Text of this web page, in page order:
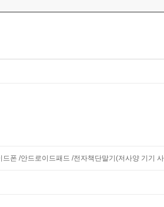
폰 /안드로이드패드 /전자책단말기(저사양 기기